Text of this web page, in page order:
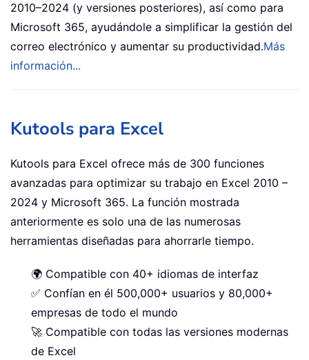
2010–2024 (y versiones posteriores), así como para
Microsoft 365, ayudándole a simplificar la gestión del
correo electrónico y aumentar su productividad.Más
información...
Kutools para Excel
Kutools para Excel ofrece más de 300 funciones
avanzadas para optimizar su trabajo en Excel 2010 –
2024 y Microsoft 365. La función mostrada
anteriormente es solo una de las numerosas
herramientas diseñadas para ahorrarle tiempo.
🌍 Compatible con 40+ idiomas de interfaz
✅ Confían en él 500,000+ usuarios y 80,000+
empresas de todo el mundo
🚀 Compatible con todas las versiones modernas
de Excel